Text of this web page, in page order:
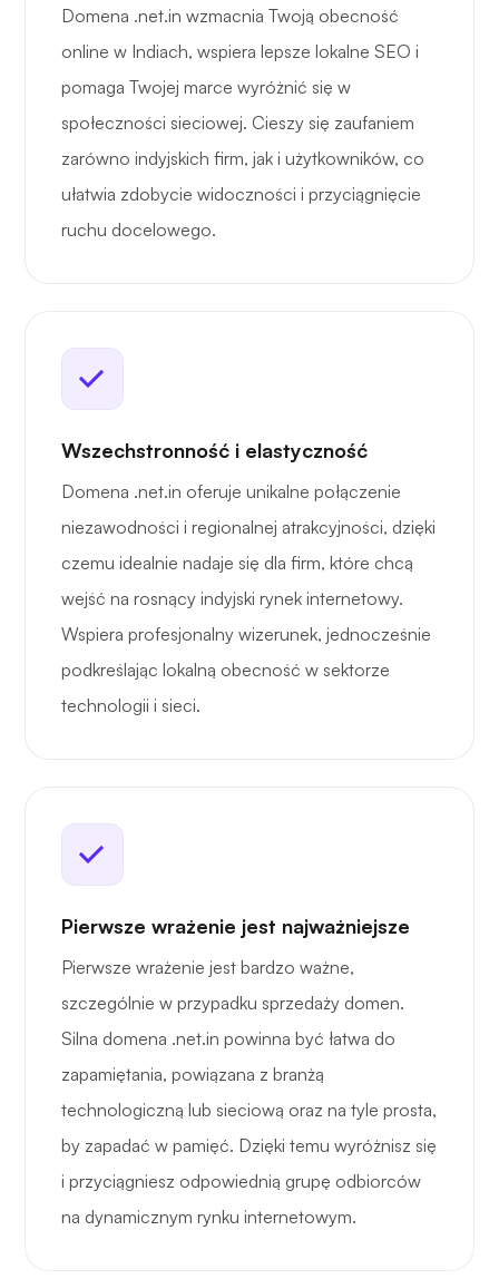
Domena .net.in wzmacnia Twoją obecność
online w Indiach, wspiera lepsze lokalne SEO i
pomaga Twojej marce wyróżnić się w
społeczności sieciowej. Cieszy się zaufaniem
zarówno indyjskich firm, jak i użytkowników, co
ułatwia zdobycie widoczności i przyciągnięcie
ruchu docelowego.
Wszechstronność i elastyczność
Domena .net.in oferuje unikalne połączenie
niezawodności i regionalnej atrakcyjności, dzięki
czemu idealnie nadaje się dla firm, które chcą
wejść na rosnący indyjski rynek internetowy.
Wspiera profesjonalny wizerunek, jednocześnie
podkreślając lokalną obecność w sektorze
technologii i sieci.
Pierwsze wrażenie jest najważniejsze
Pierwsze wrażenie jest bardzo ważne,
szczególnie w przypadku sprzedaży domen.
Silna domena .net.in powinna być łatwa do
zapamiętania, powiązana z branżą
technologiczną lub sieciową oraz na tyle prosta,
by zapadać w pamięć. Dzięki temu wyróżnisz się
i przyciągniesz odpowiednią grupę odbiorców
na dynamicznym rynku internetowym.